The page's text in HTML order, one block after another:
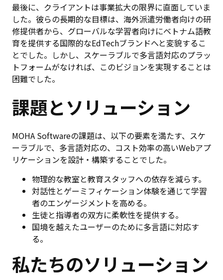
最後に、クライアントは事業拡大の限界に直面していま
した。彼らの長期的な目標は、海外派遣労働者向けの研
修提供者から、グローバルな学習者向けにベトナム語教
育を提供する国際的なEdTechブランドへと変貌するこ
とでした。しかし、スケーラブルで多言語対応のプラッ
トフォームがなければ、このビジョンを実現することは
困難でした。
課題とソリューション
MOHA Softwareの課題は、以下の要素を満たす、スケ
ーラブルで、多言語対応の、コスト効率の高いWebアプ
リケーションを設計・構築することでした。
物理的な教室と教育スタッフへの依存を減らす。
対話性とゲーミフィケーション体験を通じて学習
者のエンゲージメントを高める。
生徒と指導者の双方に柔軟性を提供する。
国境を越えたユーザーのために多言語に対応す
る。
私たちのソリューション